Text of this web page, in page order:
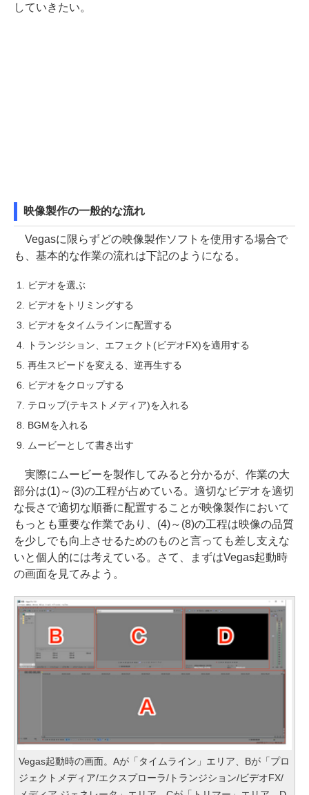
していきたい。
映像製作の一般的な流れ
Vegasに限らずどの映像製作ソフトを使用する場合で
も、基本的な作業の流れは下記のようになる。
ビデオを選ぶ
ビデオをトリミングする
ビデオをタイムラインに配置する
トランジション、エフェクト(ビデオFX)を適用する
再生スピードを変える、逆再生する
ビデオをクロップする
テロップ(テキストメディア)を入れる
BGMを入れる
ムービーとして書き出す
実際にムービーを製作してみると分かるが、作業の大
部分は(1)～(3)の工程が占めている。適切なビデオを適切
な長さで適切な順番に配置することが映像製作において
もっとも重要な作業であり、(4)～(8)の工程は映像の品質
を少しでも向上させるためのものと言っても差し支えな
いと個人的には考えている。さて、まずはVegas起動時
の画面を見てみよう。
Vegas起動時の画面。Aが「タイムライン」エリア、Bが「プロ
ジェクトメディア/エクスプローラ/トランジション/ビデオFX/